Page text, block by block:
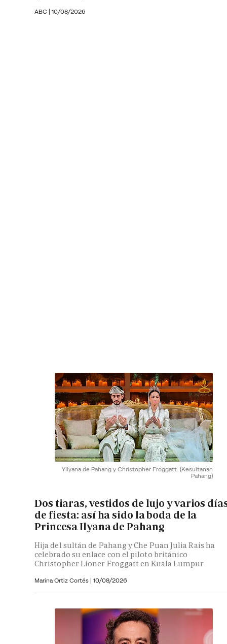
ABC | 10/08/2026
YIlyana de Pahang y Christopher Froggatt. (Kesultanan
Pahang)
Dos tiaras, vestidos de lujo y varios
de fiesta: así ha sido la boda de la
Princesa Ilyana de Pahang
Hija del sultán de Pahang y Che Puan Julia Rais ha
celebrado su enlace con el piloto británico
Christopher Lioner Froggatt en Kuala Lumpur
Marina Ortiz Cortés | 10/08/2026